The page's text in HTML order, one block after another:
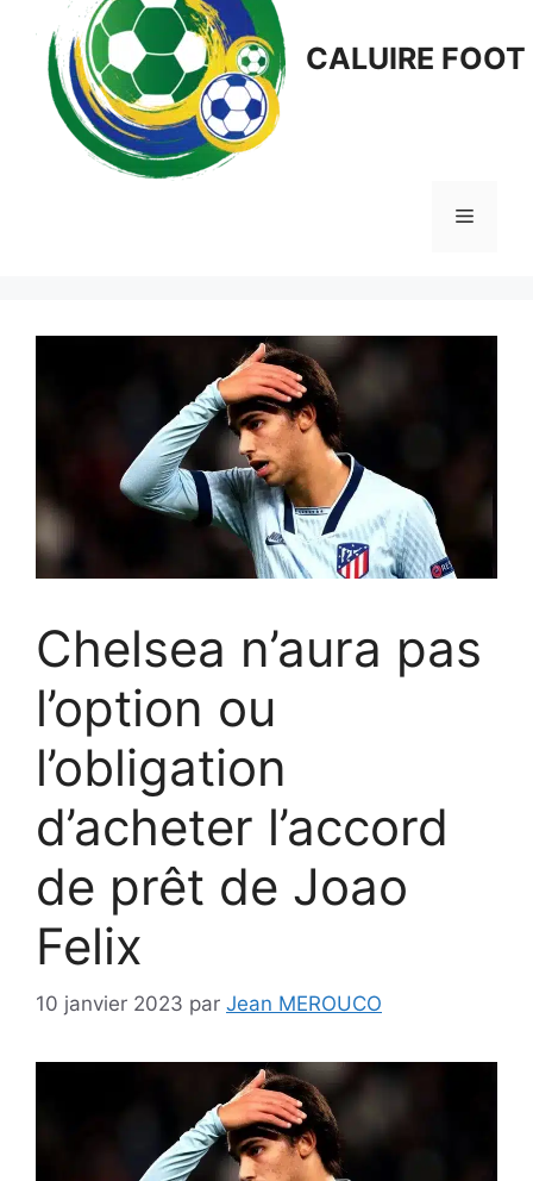
CALUIRE FOOT
Menu
Chelsea n’aura pas
l’option ou
l’obligation
d’acheter l’accord
de prêt de Joao
Felix
10 janvier 2023 par Jean MEROUCO